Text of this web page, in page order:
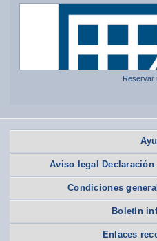
Reservar
Aviso legal
Condiciones
Boletín
Enlaces